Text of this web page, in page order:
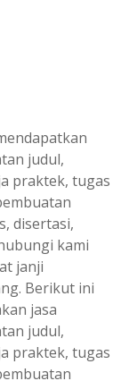
judul,
praktek, tugas
disertasi,
kami
janji
Berikut ini
jasa
judul,
praktek, tugas